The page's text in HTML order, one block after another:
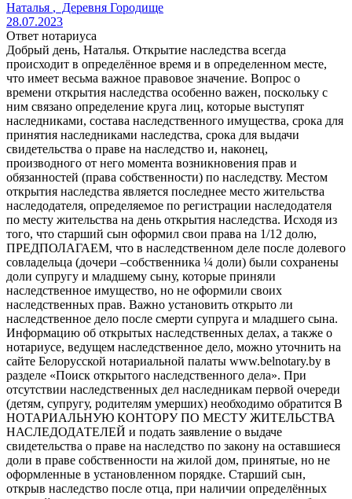
Наталья , Деревня Городище
28.07.2023
Ответ нотариуса
Добрый день, Наталья. Открытие наследства всегда
происходит в определённое время и в определенном месте,
что имеет весьма важное правовое значение. Вопрос о
времени открытия наследства особенно важен, поскольку с
ним связано определение круга лиц, которые выступят
наследниками, состава наследственного имущества, срока для
принятия наследниками наследства, срока для выдачи
свидетельства о праве на наследство и, наконец,
производного от него момента возникновения прав и
обязанностей (права собственности) по наследству. Местом
открытия наследства является последнее место жительства
наследодателя, определяемое по регистрации наследодателя
по месту жительства на день открытия наследства. Исходя из
того, что старший сын оформил свои права на 1/12 долю,
ПРЕДПОЛАГАЕМ, что в наследственном деле после долевого
совладельца (дочери –собственника ¼ доли) были сохранены
доли супругу и младшему сыну, которые приняли
наследственное имущество, но не оформили своих
наследственных прав. Важно установить открыто ли
наследственное дело после смерти супруга и младшего сына.
Информацию об открытых наследственных делах, а также о
нотариусе, ведущем наследственное дело, можно уточнить на
сайте Белорусской нотариальной палаты www.belnotary.by в
разделе «Поиск открытого наследственного дела». При
отсутствии наследственных дел наследникам первой очереди
(детям, супругу, родителям умерших) необходимо обратится В
НОТАРИАЛЬНУЮ КОНТОРУ ПО МЕСТУ ЖИТЕЛЬСТВА
НАСЛЕДОДАТЕЛЕЙ и подать заявление о выдаче
свидетельства о праве на наследство по закону на оставшиеся
доли в праве собственности на жилой дом, принятые, но не
оформленные в установленном порядке. Старший сын,
открыв наследство после отца, при наличии определённых